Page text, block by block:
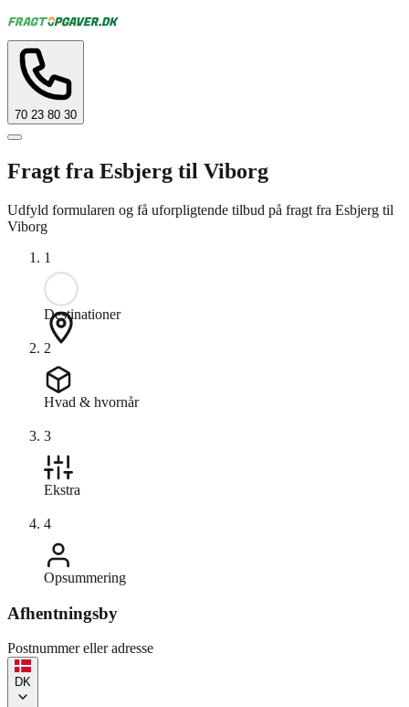
70 23 80 30
Fragt fra Esbjerg til Viborg
Udfyld formularen og få uforpligtende tilbud på fragt fra Esbjerg til
Viborg
1
Destinationer
2
Hvad & hvornår
3
Ekstra
4
Opsummering
Afhentningsby
Postnummer eller adresse
DK